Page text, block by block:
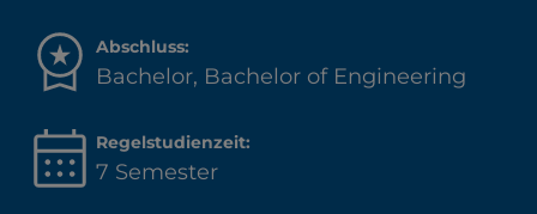
Abschluss:
Bachelor, Bachelor of Engineering
Regelstudienzeit:
7 Semester